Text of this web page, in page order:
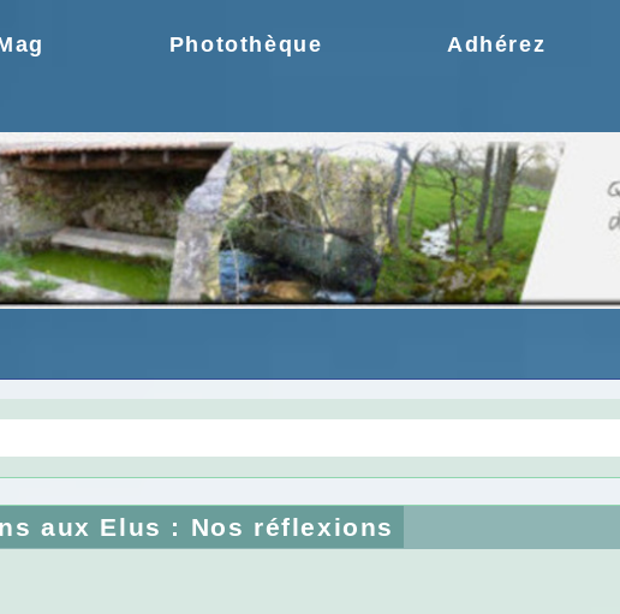
Photothèque Adhérez
aux Elus : Nos réflexions